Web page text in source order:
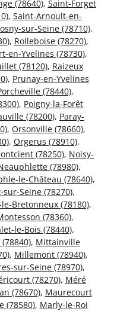
(78640), Saint-Forget
, Saint-Arnoult-en-
sur-Seine (78710),
, Rolleboise (78270),
en-Yvelines (78730),
(78120), Raizeux
, Prunay-en-Yvelines
(78440),
, Poigny-la-Forêt
(78200), Paray-
, Orsonville (78660),
, Orgerus (78910),
(78250), Noisy-
(78980),
le-Château (78640),
sur-Seine (78270),
Bretonneux (78180),
(78360),
le-Bois (78440),
, Mittainville
, Millemont (78940),
sur-Seine (78970),
(78270), Méré
(78670), Maurecourt
(78580), Marly-le-Roi